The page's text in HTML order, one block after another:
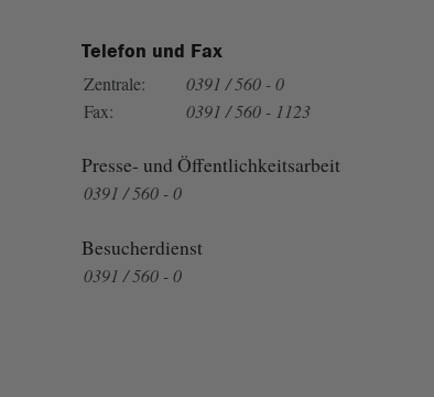
Telefon und Fax
Zentrale:
0391 / 560 - 0
Fax:
0391 / 560 - 1123
Presse- und Öffentlichkeitsarbeit
0391 / 560 - 0
Besucherdienst
0391 / 560 - 0